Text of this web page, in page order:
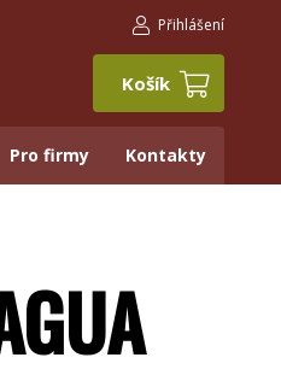
Přihlášení
Košík
Pro firmy Kontakty